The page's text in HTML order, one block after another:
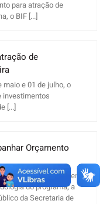
para atração de
o BIF [...]
de
e 01 de julho, o
investimentos
[...]
Orçamento
Criança e Adolescente
do programa, a
da Secretaria de